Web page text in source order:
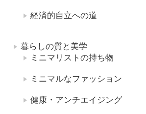
経済的自立への道
暮らしの質と美学
ミニマリストの持ち物
ミニマルなファッション
健康・アンチエイジング